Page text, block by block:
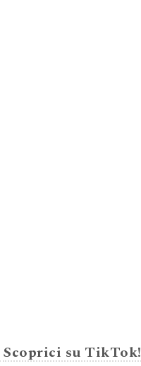
Scoprici su TikTok!